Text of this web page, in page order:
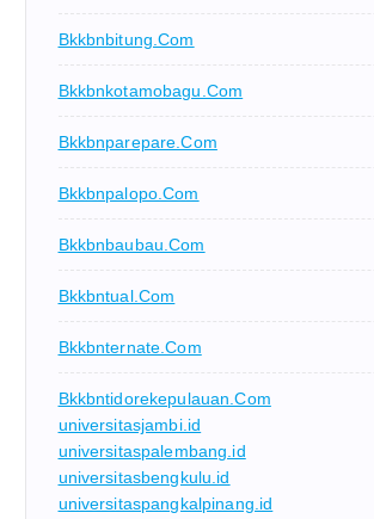
Bkkbnbitung.com
Bkkbnkotamobagu.com
Bkkbnparepare.com
Bkkbnpalopo.com
Bkkbnbaubau.com
Bkkbntual.com
Bkkbnternate.com
Bkkbntidorekepulauan.com
universitasjambi.id
universitaspalembang.id
universitasbengkulu.id
universitaspangkalpinang.id